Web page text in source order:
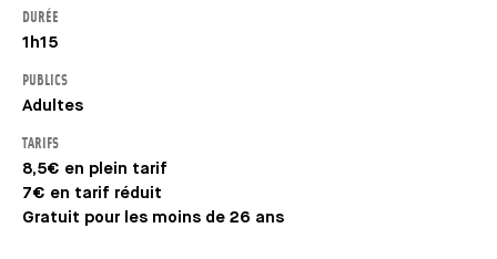
DURÉE
1h15
PUBLICS
Adultes
TARIFS
8,5€ en plein tarif
7€ en tarif réduit
Gratuit pour les moins de 26 ans